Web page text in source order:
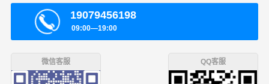
19079456198
09:00—19:00
微信客服 QQ客服